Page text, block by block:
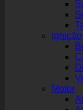
Ignição
Motor